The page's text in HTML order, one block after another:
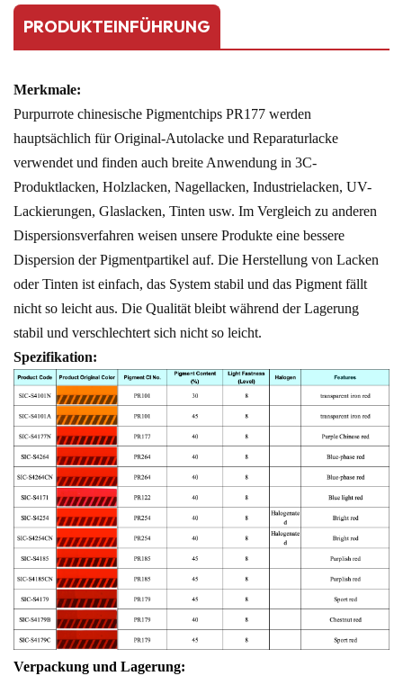
PRODUKTEINFÜHRUNG
Merkmale:
Purpurrote chinesische Pigmentchips PR177 werden
hauptsächlich für Original-Autolacke und Reparaturlacke
verwendet und finden auch breite Anwendung in 3C-
Produktlacken, Holzlacken, Nagellacken, Industrielacken, UV-
Lackierungen, Glaslacken, Tinten usw. Im Vergleich zu anderen
Dispersionsverfahren weisen unsere Produkte eine bessere
Dispersion der Pigmentpartikel auf. Die Herstellung von Lacken
oder Tinten ist einfach, das System stabil und das Pigment fällt
nicht so leicht aus. Die Qualität bleibt während der Lagerung
stabil und verschlechtert sich nicht so leicht.
Spezifikation:
Verpackung und Lagerung: